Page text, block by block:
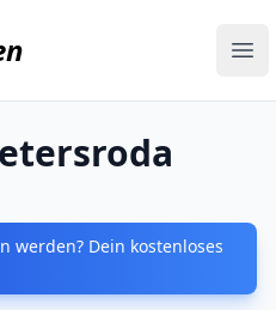
werden? Dein kostenloses